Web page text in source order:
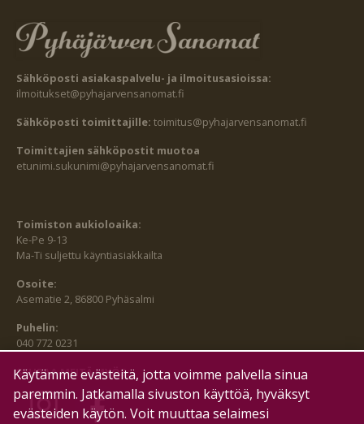
Sähköposti asiakaspalvelu- ja ilmoitusasioissa:
ilmoitukset@pyhajarvensanomat.fi
Sähköposti toimittajille: toimitus@pyhajarvensanomat.fi
Toimittajien sähköpostit muotoa
etunimi.sukunimi@pyhajarvensanomat.fi
Toimiston aukioloaika:
Ke-Pe 9-13
Ma-Ti suljettu käyntiasiakkailta
Osoite:
Asematie 2, 86800 Pyhäsalmi
Puhelin:
040 772 0231
SEURAA MEITÄ MYÖS:
Käytämme evästeitä, jotta voimme palvella sinua
paremmin. Jatkamalla sivuston käyttöä, hyväksyt
evästeiden käytön. Voit muuttaa selaimesi